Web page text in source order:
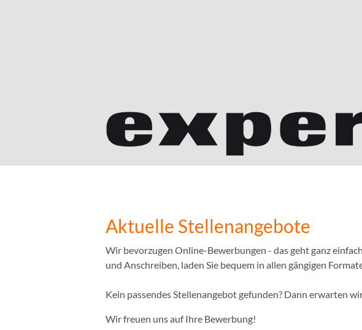
Aktuelle Stellenangebote
Wir bevorzugen Online-Bewerbungen - das geht ganz
und Anschreiben, laden Sie bequem in allen gängigen
Kein passendes Stellenangebot gefunden? Dann erwarten
Wir freuen uns auf Ihre Bewerbung!